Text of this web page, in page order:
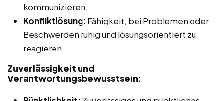
kommunizieren.
Konfliktlösung: Fähigkeit, bei Problemen oder
Beschwerden ruhig und lösungsorientiert zu
reagieren.
Zuverlässigkeit und
Verantwortungsbewusstsein: